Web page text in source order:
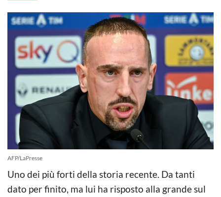
AFP/LaPresse
Uno dei più forti della storia recente. Da tanti
dato per finito, ma lui ha risposto alla grande sul